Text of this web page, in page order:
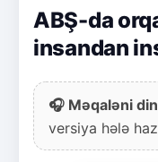
ABŞ-da
insandan
🎧 Məqaləni
versiya hələ